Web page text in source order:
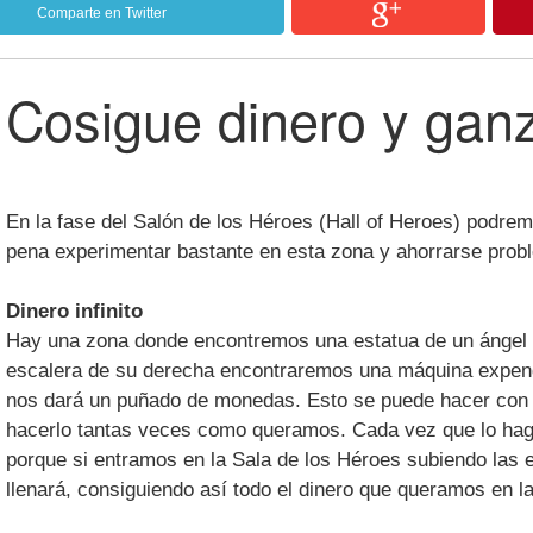
Comparte en Twitter
Cosigue dinero y
En la fase del Salón de los Héroes (Hall of Heroes)
pena experimentar bastante en esta zona y ahorrarse
Dinero infinito
Hay una zona donde encontremos una estatua de un
escalera de su derecha encontraremos una máquina
nos dará un puñado de monedas. Esto se puede hacer
hacerlo tantas veces como queramos. Cada vez que lo
porque si entramos en la Sala de los Héroes subiendo
llenará, consiguiendo así todo el dinero que queramos en